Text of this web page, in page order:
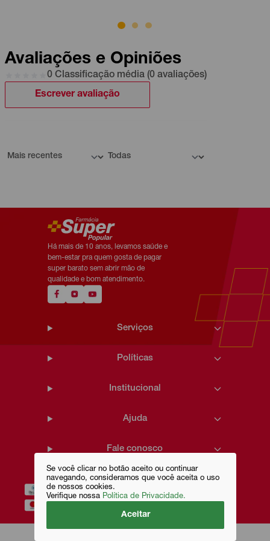
Se você clicar no botão aceito ou continuar
navegando, consideramos que você aceita o uso
de nossos cookies.
Verifique nossa Política de Privacidade.
Aceitar
Avaliações e Opiniões
0 Classificação média (0 avaliações)
Escrever avaliação
Há mais de 10 anos, levamos saúde e
bem-estar pra quem gosta de pagar
super barato sem abrir mão de
qualidade e bom atendimento.
Serviços
Políticas
Institucional
Ajuda
Fale conosco